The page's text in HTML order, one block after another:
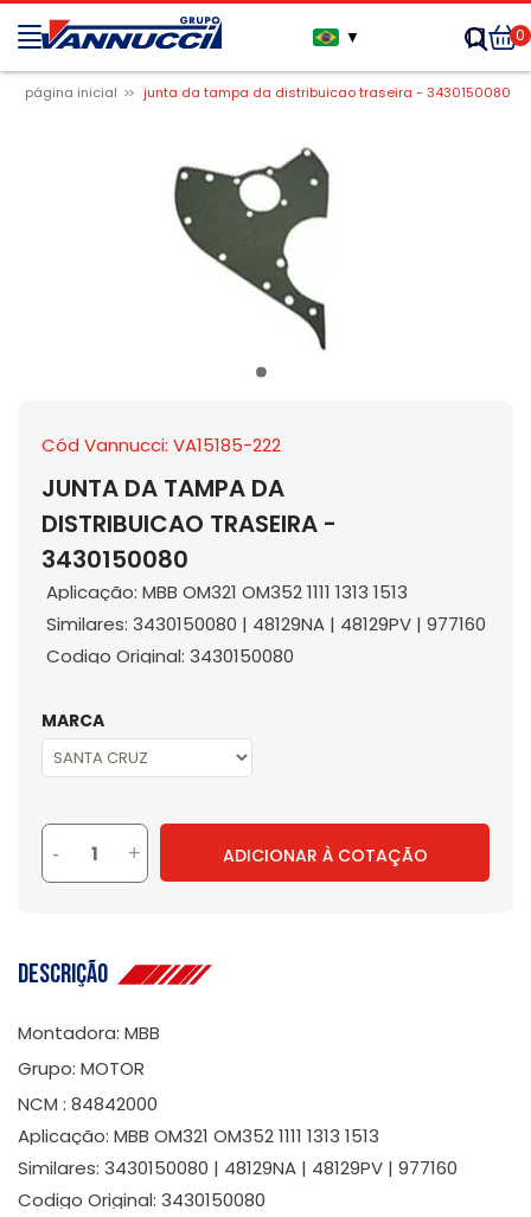
▼ 0
página inicial junta da tampa da distribuicao traseira - 3430150080
Cód Vannucci: VA15185-222
JUNTA DA TAMPA DA
DISTRIBUICAO TRASEIRA -
3430150080
Aplicação: MBB OM321 OM352 1111 1313 1513
Similares: 3430150080 | 48129NA | 48129PV | 977160
Codigo Original: 3430150080
MARCA
- + ADICIONAR À COTAÇÃO
Descrição
Montadora: MBB
Grupo: MOTOR
NCM : 84842000
Aplicação: MBB OM321 OM352 1111 1313 1513
Similares: 3430150080 | 48129NA | 48129PV | 977160
Codigo Original: 3430150080